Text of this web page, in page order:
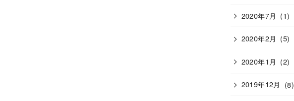
2020年7月 (1)
2020年2月 (5)
2020年1月 (2)
2019年12月 (8)